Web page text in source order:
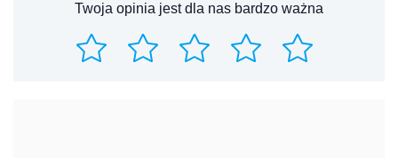
Twoja opinia jest dla nas bardzo ważna